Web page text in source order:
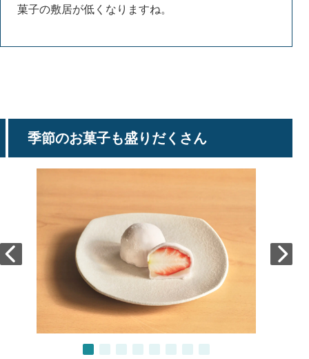
菓子の敷居が低くなりますね。
季節のお菓子も盛りだくさん